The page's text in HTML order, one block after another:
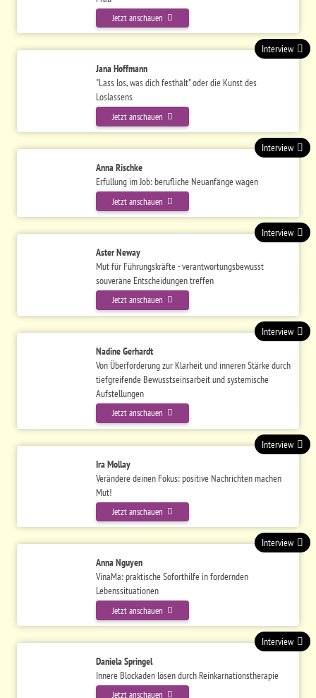
Jetzt anschauen
Jana Hoffmann
"Lass los, was dich festhält" oder die Kunst des
Loslassens
Jetzt anschauen
Interview
Anna Rischke
Erfüllung im Job: berufliche Neuanfänge wagen
Jetzt anschauen
Interview
Aster Neway
Mut für Führungskräfte - verantwortungsbewusst
souveräne Entscheidungen treffen
Jetzt anschauen
Interview
Nadine Gerhardt
Von Überforderung zur Klarheit und inneren Stärke durch
tiefgreifende Bewusstseinsarbeit und systemische
Aufstellungen
Jetzt anschauen
Interview
Ira Mollay
Verändere deinen Fokus: positive Nachrichten machen
Mut!
Jetzt anschauen
Interview
Anna Nguyen
VinaMa: praktische Soforthilfe in fordernden
Lebenssituationen
Jetzt anschauen
Interview
Daniela Springel
Innere Blockaden lösen durch Reinkarnationstherapie
Jetzt anschauen
Interview